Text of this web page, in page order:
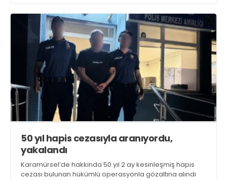
50 yıl hapis cezasıyla aranıyordu,
yakalandı
Karamürsel’de hakkında 50 yıl 2 ay kesinleşmiş hapis
cezası bulunan hükümlü operasyonla gözaltına alındı